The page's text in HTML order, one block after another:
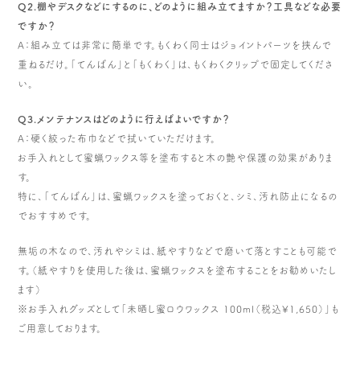
Q2.棚やデスクなどにするのに、どのように組み立てますか？工具などな必要
ですか？
A：組み立ては非常に簡単です。もくわく同士はジョイントパーツを挟んで
重ねるだけ。「てんばん」と「もくわく」は、もくわくクリップで固定してくださ
い。
Q3.メンテナンスはどのように行えばよいですか？
A：硬く絞った布巾などで拭いていただけます。
お手入れとして蜜蝋ワックス等を塗布すると木の艶や保護の効果がありま
す。
特に、「てんばん」は、蜜蝋ワックスを塗っておくと、シミ、汚れ防止になるの
でおすすめです。
無垢の木なので、汚れやシミは、紙やすりなどで磨いて落とすことも可能で
す。（紙やすりを使用した後は、蜜蝋ワックスを塗布することをお勧めいたし
ます）
※お手入れグッズとして「未晒し蜜ロウワックス 100ml（税込¥1,650）」も
ご用意しております。